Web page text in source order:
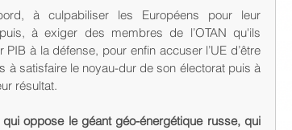
à culpabiliser les Européens pour leur
à exiger des membres de l’OTAN qu'ils
à la défense, pour enfin accuser l’UE d’être
à satisfaire le noyau-dur de son électorat puis à
résultat.
oppose le géant géo-énergétique russe, qui